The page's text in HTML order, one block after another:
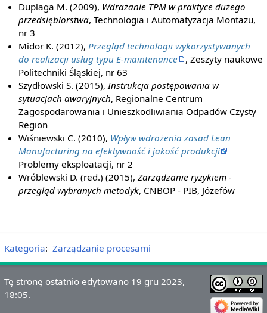
Duplaga M. (2009), Wdrażanie TPM w praktyce dużego
przedsiębiorstwa, Technologia i Automatyzacja Montażu,
nr 3
Midor K. (2012),Przegląd technologii wykorzystywanych
do realizacji usług typu E-maintenance
, Zeszyty naukowe
Politechniki Śląskiej, nr 63
Szydłowski S. (2015),Instrukcja postępowania w
sytuacjach awaryjnych, Regionalne Centrum
Zagospodarowania i Unieszkodliwiania Odpadów Czysty
Region
Wiśniewski C. (2010), Wpływ wdrożenia zasad Lean
Manufacturing na efektywność i jakość produkcji
Problemy eksploatacji, nr 2
Wróblewski D. (red.) (2015),Zarządzanie ryzykiem -
przegląd wybranych metodyk, CNBOP - PIB, Józefów
Kategoria: Zarządzanie procesami
Tę stronę ostatnio edytowano 19 gru 2023,
18:05.